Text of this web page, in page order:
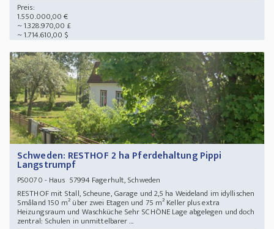
Preis:
1.550.000,00 €
~ 1.328.970,00 £
~ 1.714.610,00 $
Schweden: RESTHOF 2 ha Pferdehaltung Pippi
Langstrumpf
PS0070 - Haus 57994 Fagerhult, Schweden
RESTHOF mit Stall, Scheune, Garage und 2,5 ha Weideland im idyllischen
Småland 150 m² über zwei Etagen und 75 m² Keller plus extra
Heizungsraum und Waschküche Sehr SCHÖNE Lage abgelegen und doch
zentral: Schulen in unmittelbarer ...